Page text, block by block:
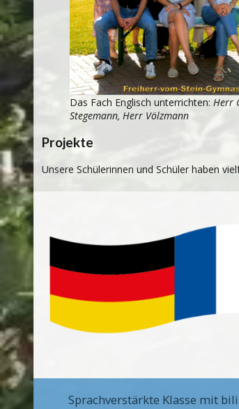
Das Fach Englisch unterrichten: Herr
Stegemann, Herr Völzmann
Projekte
Unsere Schülerinnen und Schüler haben
Sprachverstärkte Klasse mit